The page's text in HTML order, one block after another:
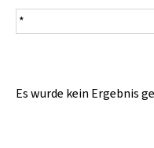
Suchergebnis
Es wurde kein Ergebnis